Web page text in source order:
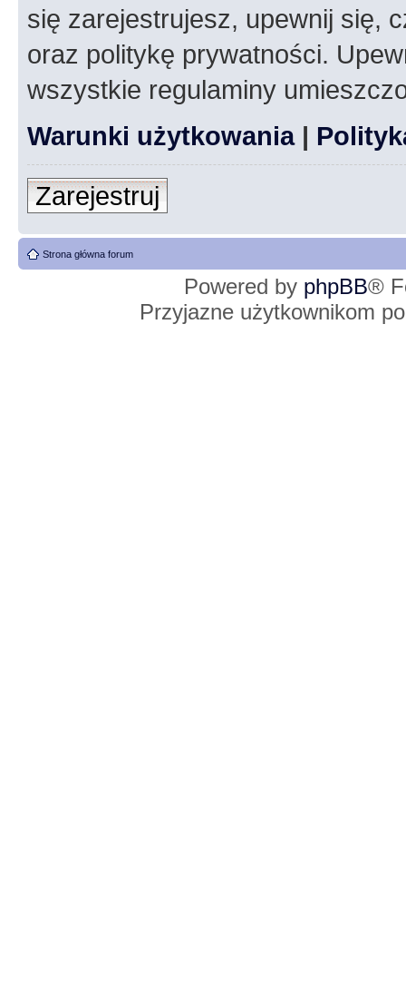
się zarejestrujesz, upewnij się,
oraz politykę prywatności.
wszystkie regulaminy
Warunki użytkowania|
Zarejestruj
Strona główna forum
Powered by phpBB®
Przyjazne użytkownikom